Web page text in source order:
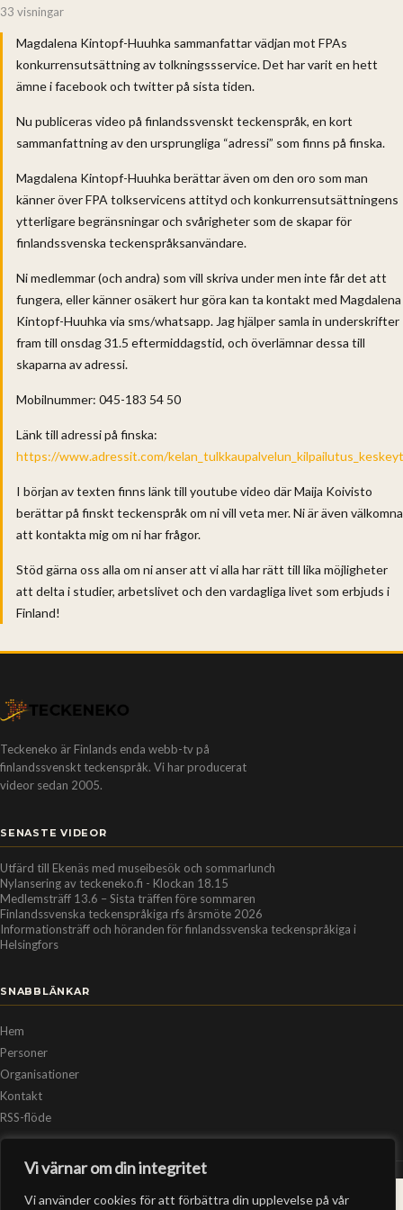
Vi värnar om din integritet
Vi använder cookies för att förbättra din upplevelse på vår
33 visningar
Magdalena Kintopf-Huuhka sammanfattar vädjan mot FPAs
konkurrensutsättning av tolkningssservice. Det har varit en hett
ämne i facebook och twitter på sista tiden.
Nu publiceras video på finlandssvenskt teckenspråk, en kort
sammanfattning av den ursprungliga “adressi” som finns på finska.
Magdalena Kintopf-Huuhka berättar även om den oro som man
känner över FPA tolkservicens attityd och konkurrensutsättningens
ytterligare begränsningar och svårigheter som de skapar för
finlandssvenska teckenspråksanvändare.
Ni medlemmar (och andra) som vill skriva under men inte får det att
fungera, eller känner osäkert hur göra kan ta kontakt med Magdalena
Kintopf-Huuhka via sms/whatsapp. Jag hjälper samla in underskrifter
fram till onsdag 31.5 eftermiddagstid, och överlämnar dessa till
skaparna av adressi.
Mobilnummer: 045-183 54 50
Länk till adressi på finska:
https://www.adressit.com/
I början av texten finns länk till youtube video där Maija Koivisto
berättar på finskt teckenspråk om ni vill veta mer. Ni är även välkomna
att kontakta mig om ni har frågor.
Stöd gärna oss alla om ni anser att vi alla har rätt till lika möjligheter
att delta i studier, arbetslivet och den vardagliga livet som erbjuds i
Finland!
Teckeneko är Finlands enda webb-tv på
finlandssvenskt teckenspråk. Vi har producerat
videor sedan 2005.
SENASTE VIDEOR
Utfärd till Ekenäs med museibesök och sommarlunch
Nylansering av teckeneko.fi - Klockan 18.15
Medlemsträff 13.6 – Sista träffen före sommaren
Finlandssvenska teckenspråkiga rfs årsmöte 2026
Informationsträff och höranden för finlandssvenska teckenspråkiga i
Helsingfors
SNABBLÄNKAR
Hem
Personer
Organisationer
Kontakt
RSS-flöde
© 2026 Teckeneko. Alla rättigheter förbehållna.